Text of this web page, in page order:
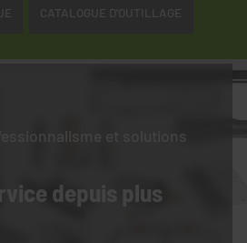
CATALOGUE D'OUTILLAGE
et solutions
depuis plus